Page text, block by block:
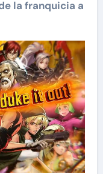
la franquicia a